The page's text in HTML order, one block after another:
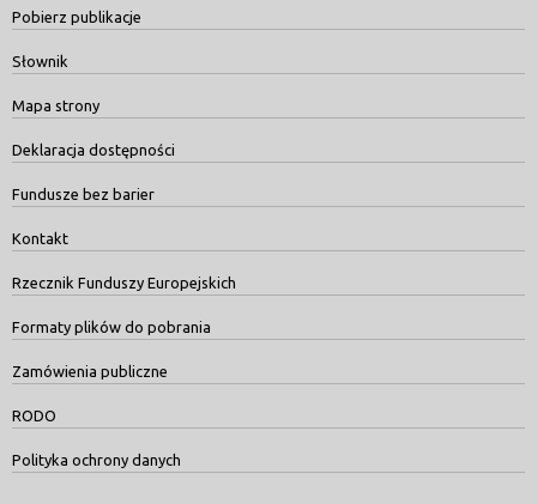
Pobierz publikacje
Słownik
Mapa strony
Deklaracja dostępności
Fundusze bez barier
Kontakt
Rzecznik Funduszy Europejskich
Formaty plików do pobrania
Zamówienia publiczne
RODO
Polityka ochrony danych